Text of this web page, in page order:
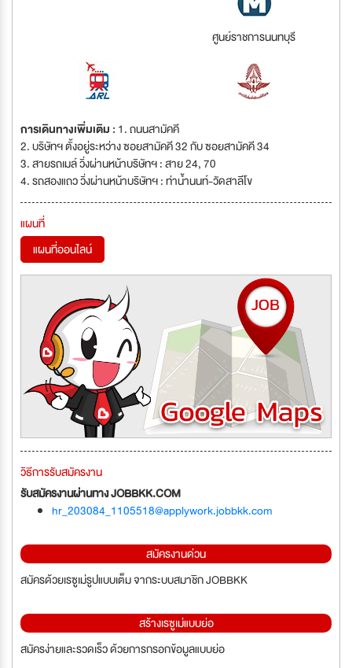
ศูนย์ราชการนนทบุรี
การเดินทางเพิ่มเติม : 1. ถนนสามัคคี
2. บริษัทฯ ตั้งอยู่ระหว่าง ซอยสามัคคี 32 กับ ซอยสามัคคี 34
3. สายรถเมล์ วิ่งผ่านหน้าบริษัทฯ : สาย 24, 70
4. รถสองแถว วิ่งผ่านหน้าบริษัทฯ : ท่าน้ำนนท์-วัดสาลีโข
แผนที่
แผนที่ออนไลน์
วิธีการรับสมัครงาน
รับสมัครงานผ่านทาง JOBBKK.COM
hr_203084_1105518@applywork.jobbkk.com
สมัครงานด่วน
สมัครด้วยเรซูเม่รูปแบบเต็ม จากระบบสมาชิก JOBBKK
สร้างเรซูเม่แบบย่อ
สมัครง่ายและรวดเร็ว ด้วยการกรอกข้อมูลแบบย่อ